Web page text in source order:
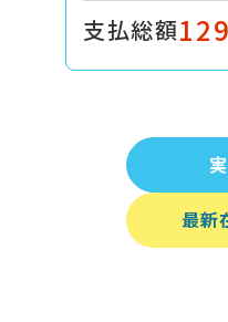
支払総額
最新